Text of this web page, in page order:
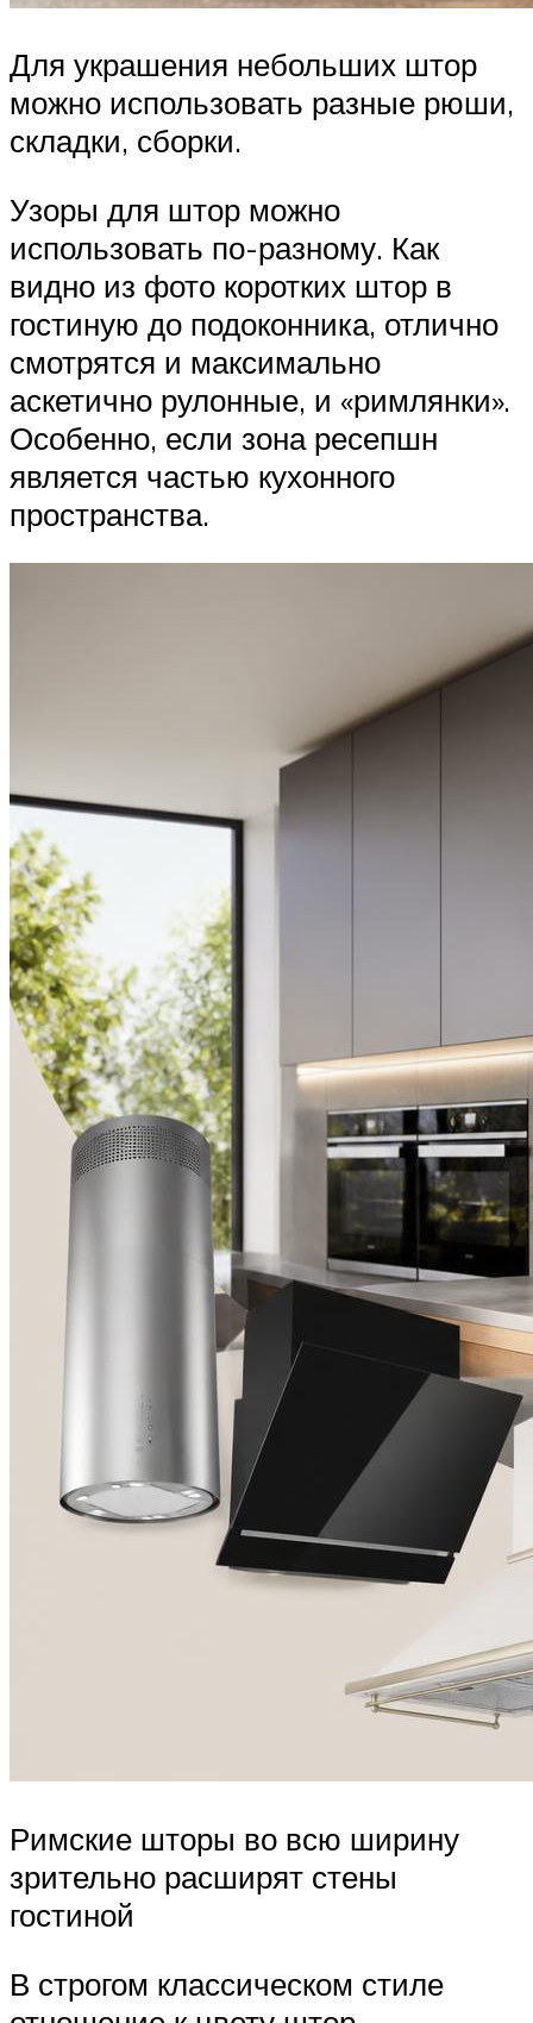
Для украшения небольших штор
можно использовать разные рюши,
складки, сборки.
Узоры для штор можно
использовать по-разному. Как
видно из фото коротких штор в
гостиную до подоконника, отлично
смотрятся и максимально
аскетично рулонные, и «римлянки».
Особенно, если зона ресепшн
является частью кухонного
пространства.
Римские шторы во всю ширину
зрительно расширят стены
гостиной
В строгом классическом стиле